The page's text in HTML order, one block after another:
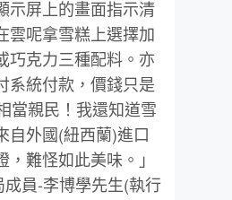
示屏上的畫面指示清
雲呢拿雪糕上選擇加
巧克力三種配料。 亦
系統付款，價錢只是
當親民！ 我還知道雪
自外國(紐西蘭)進口
， 難怪如此美味。」
員-李博學先生(執行